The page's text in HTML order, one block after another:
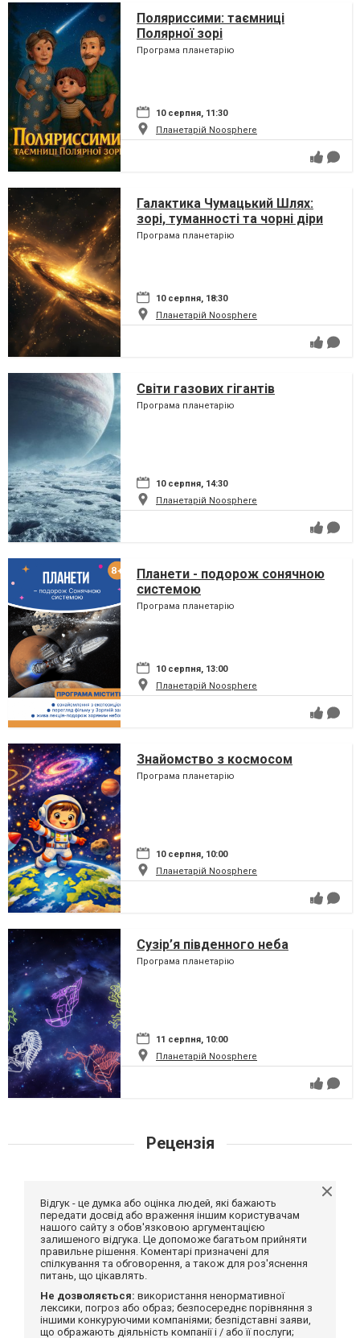
Поляриссими: таємниці
Полярної зорі
Програма планетарію
10 серпня, 11:30
Планетарій Noosphere
Галактика Чумацький Шлях:
зорі, туманності та чорні діри
Програма планетарію
10 серпня, 18:30
Планетарій Noosphere
Світи газових гігантів
Програма планетарію
10 серпня, 14:30
Планетарій Noosphere
Планети - подорож сонячною
системою
Програма планетарію
10 серпня, 13:00
Планетарій Noosphere
Знайомство з космосом
Програма планетарію
10 серпня, 10:00
Планетарій Noosphere
Сузір’я південного неба
Програма планетарію
11 серпня, 10:00
Планетарій Noosphere
Рецензія
Відгук - це думка або оцінка людей, які бажають
передати досвід або враження іншим користувачам
нашого сайту з обов'язковою аргументацією
залишеного відгука. Це допоможе багатьом прийняти
правильне рішення. Коментарі призначені для
спілкування та обговорення, а також для роз'яснення
питань, що цікавлять.
Не дозволяється: використання ненормативної
лексики, погроз або образ; безпосереднє порівняння з
іншими конкуруючими компаніями; безпідставні заяви,
що ображають діяльність компанії і / або її послуги;